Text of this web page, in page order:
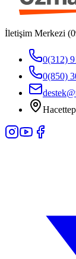
İletişim Merkezi
0(312)
0(850)